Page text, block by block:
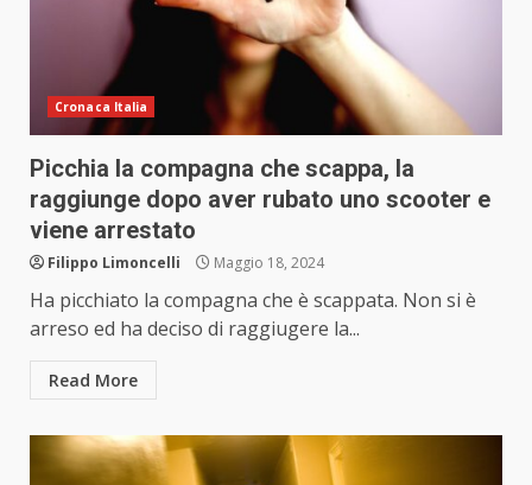
Cronaca Italia
Picchia la compagna che scappa, la
raggiunge dopo aver rubato uno scooter e
viene arrestato
Filippo Limoncelli Maggio 18, 2024
Ha picchiato la compagna che è scappata. Non si è
arreso ed ha deciso di raggiugere la...
Read More